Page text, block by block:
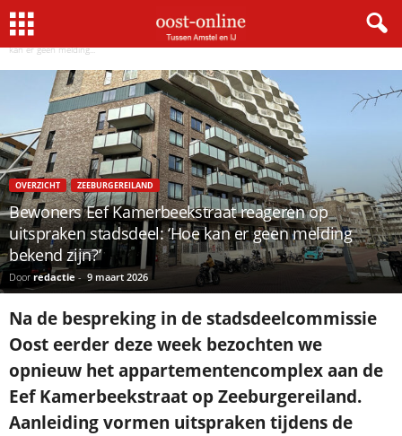
Home
Bewoners Eef Kamerbeekstraat reageren op uitspraken stadsdeel: ‘Hoe
kan er geen melding...
OVERZICHT ZEEBURGEREILAND
Bewoners Eef Kamerbeekstraat reageren op
uitspraken stadsdeel: ‘Hoe kan er geen melding
bekend zijn?’
Door redactie - 9 maart 2026
Na de bespreking in de stadsdeelcommissie
Oost eerder deze week bezochten we
opnieuw het appartementencomplex aan de
Eef Kamerbeekstraat op Zeeburgereiland.
Aanleiding vormen uitspraken tijdens de
×
429 Too Many Requests
nginx